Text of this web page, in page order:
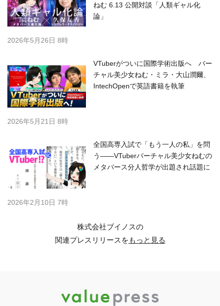
ねむ 6.13 公開対談「人類ギャル化
論」
2026年5月26日 8時
VTuberがついに国際学術出版へ バー
チャル美少女ねむ・ミラ・大山潤爾、
IntechOpenで英語書籍を執筆
2026年5月21日 8時
全国高専入試で「もう一人の私」を問
う――VTuberバーチャル美少女ねむの
メタバース分人哲学が出題され話題に
2026年2月10日 7時
株式会社ブイノスの
関連プレスリリースをもっと見る